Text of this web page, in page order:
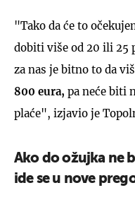
"Tako da će to
dobiti više od 20 ili 25
za nas je bitno to da
800 eura, pa neće biti
plaće", izjavio je
Ako do ožujka ne
ide se u nove